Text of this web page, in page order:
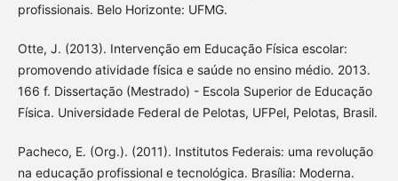
profissionais. Belo Horizonte: UFMG.
Otte, J. (2013). Intervenção em Educação Física escolar:
promovendo atividade física e saúde no ensino médio. 2013.
166 f. Dissertação (Mestrado) - Escola Superior de Educação
Física. Universidade Federal de Pelotas, UFPel, Pelotas, Brasil.
Pacheco, E. (Org.). (2011). Institutos Federais: uma revolução
na educação profissional e tecnológica. Brasília: Moderna.